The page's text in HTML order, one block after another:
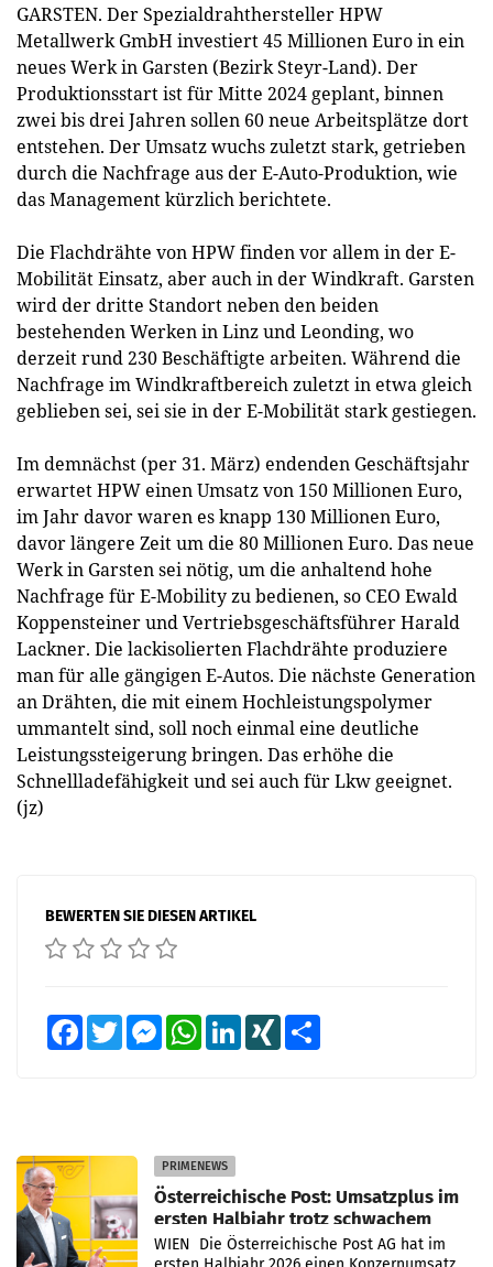
GARSTEN. Der Spezialdrahthersteller HPW
Metallwerk GmbH investiert 45 Millionen Euro in ein
neues Werk in Garsten (Bezirk Steyr-Land). Der
Produktionsstart ist für Mitte 2024 geplant, binnen
zwei bis drei Jahren sollen 60 neue Arbeitsplätze dort
entstehen. Der Umsatz wuchs zuletzt stark, getrieben
durch die Nachfrage aus der E-Auto-Produktion, wie
das Management kürzlich berichtete.
Die Flachdrähte von HPW finden vor allem in der E-
Mobilität Einsatz, aber auch in der Windkraft. Garsten
wird der dritte Standort neben den beiden
bestehenden Werken in Linz und Leonding, wo
derzeit rund 230 Beschäftigte arbeiten. Während die
Nachfrage im Windkraftbereich zuletzt in etwa gleich
geblieben sei, sei sie in der E-Mobilität stark gestiegen.
Im demnächst (per 31. März) endenden Geschäftsjahr
erwartet HPW einen Umsatz von 150 Millionen Euro,
im Jahr davor waren es knapp 130 Millionen Euro,
davor längere Zeit um die 80 Millionen Euro. Das neue
Werk in Garsten sei nötig, um die anhaltend hohe
Nachfrage für E-Mobility zu bedienen, so CEO Ewald
Koppensteiner und Vertriebsgeschäftsführer Harald
Lackner. Die lackisolierten Flachdrähte produziere
man für alle gängigen E-Autos. Die nächste Generation
an Drähten, die mit einem Hochleistungspolymer
ummantelt sind, soll noch einmal eine deutliche
Leistungssteigerung bringen. Das erhöhe die
Schnellladefähigkeit und sei auch für Lkw geeignet.
(jz)
BEWERTEN SIE DIESEN ARTIKEL
FacebookTwitter MessengerWhatsAppLinkedInXING
PRIMENEWS
Österreichische Post: Umsatzplus im
ersten Halbjahr trotz schwachem
Briefgeschäft
WIEN Die Österreichische Post AG hat im